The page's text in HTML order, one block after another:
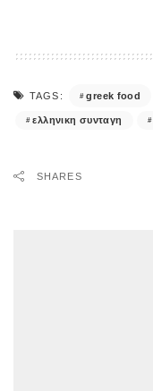
TAGS: greek food
ελληνικη συνταγη
SHARES